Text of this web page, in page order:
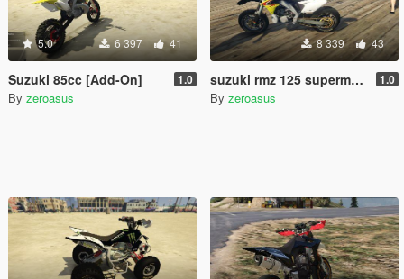
5.0 6 397 41
Suzuki 85cc [Add-On] 1.0
By zeroasus
8 339 43
suzuki rmz 125 supermotard1.0 (add-on) 1.0
By zeroasus